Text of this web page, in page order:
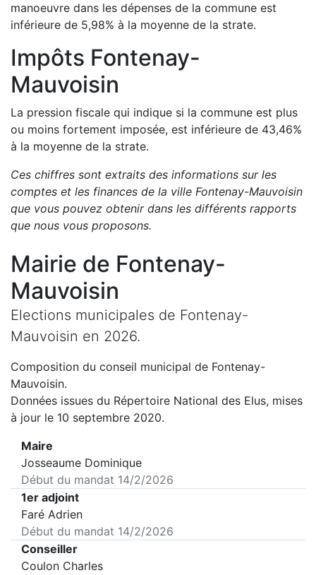
manoeuvre dans les dépenses de la commune est
inférieure de 5,98% à la moyenne de la strate.
Impôts Fontenay-
Mauvoisin
La pression fiscale qui indique si la commune est plus
ou moins fortement imposée, est inférieure de 43,46%
à la moyenne de la strate.
Ces chiffres sont extraits des informations sur les
comptes et les finances de la ville Fontenay-Mauvoisin
que vous pouvez obtenir dans les différents rapports
que nous vous proposons.
Mairie de Fontenay-
Mauvoisin
Elections municipales de Fontenay-
Mauvoisin en 2026.
Composition du conseil municipal de Fontenay-
Mauvoisin.
Données issues du Répertoire National des Elus, mises
à jour le 10 septembre 2020.
Maire
Josseaume Dominique
Début du mandat 14/2/2026
1er adjoint
Faré Adrien
Début du mandat 14/2/2026
Conseiller
Coulon Charles